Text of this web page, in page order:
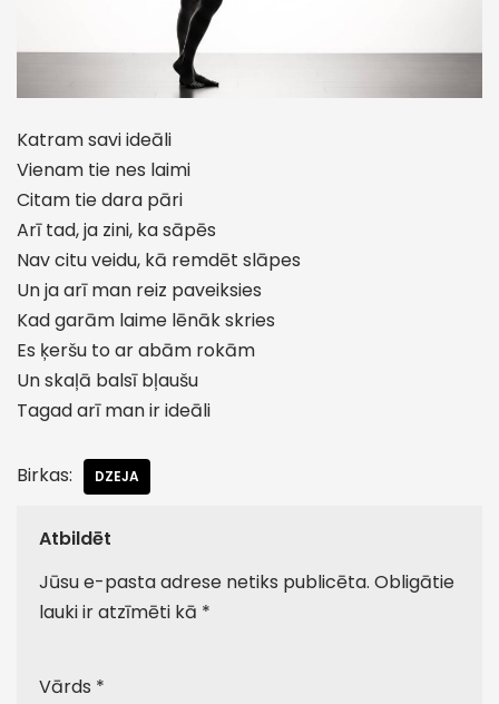
Katram savi ideāli
Vienam tie nes laimi
Citam tie dara pāri
Arī tad, ja zini, ka sāpēs
Nav citu veidu, kā remdēt slāpes
Un ja arī man reiz paveiksies
Kad garām laime lēnāk skries
Es ķeršu to ar abām rokām
Un skaļā balsī bļaušu
Tagad arī man ir ideāli
Birkas: DZEJA
Atbildēt
Jūsu e-pasta adrese netiks publicēta. Obligātie
lauki ir atzīmēti kā *
Vārds *